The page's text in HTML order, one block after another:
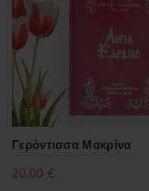
Γερόντισσα Μακρίνα
20,00 €